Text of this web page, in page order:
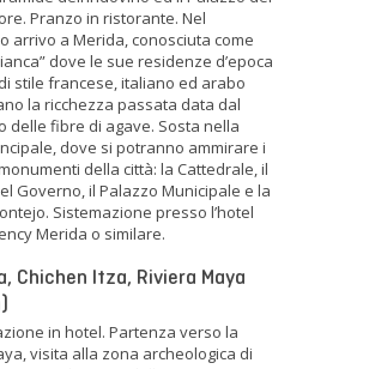
Pranzo in ristorante. Nel
arrivo a Merida, conosciuta come
dove le sue residenze d’epoca
stile francese, italiano ed arabo
la ricchezza passata data dal
delle fibre di agave. Sosta nella
dove si potranno ammirare i
della città: la Cattedrale, il
Governo, il Palazzo Municipale e la
Sistemazione presso l’hotel
Merida o similare.
Chichen Itza, Riviera Maya
in hotel. Partenza verso la
visita alla zona archeologica di